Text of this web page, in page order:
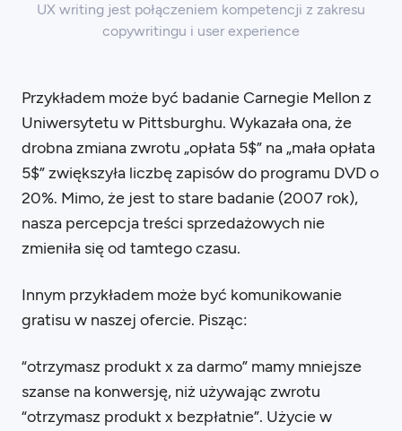
UX writing jest połączeniem kompetencji z zakresu
copywritingu i user experience
Przykładem może być badanie Carnegie Mellon z
Uniwersytetu w Pittsburghu. Wykazała ona, że
drobna zmiana zwrotu „opłata 5$” na „mała opłata
5$” zwiększyła liczbę zapisów do programu DVD o
20%. Mimo, że jest to stare badanie (2007 rok),
nasza percepcja treści sprzedażowych nie
zmieniła się od tamtego czasu.
Innym przykładem może być komunikowanie
gratisu w naszej ofercie. Pisząc:
“otrzymasz produkt x za darmo” mamy mniejsze
szanse na konwersję, niż używając zwrotu
“otrzymasz produkt x bezpłatnie”. Użycie w